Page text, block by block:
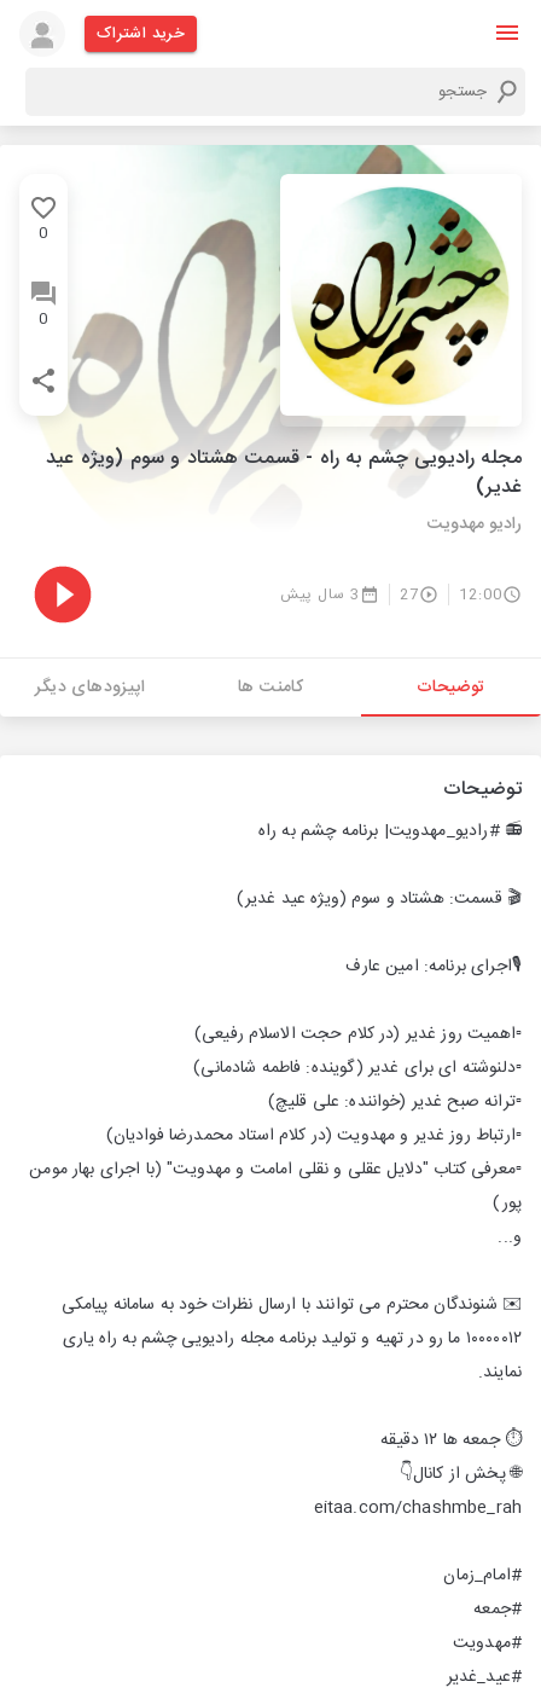
خرید اشتراک
0
0
مجله رادیویی چشم به راه - قسمت هشتاد و سوم (ویژه عید
غدیر)
رادیو مهدویت
12:00
27 3 سال پیش
توضیحات کامنت ها اپیزودهای دیگر
توضیحات
📻 #رادیو_مهدویت| برنامه چشم به راه
🎬 قسمت: هشتاد و سوم (ویژه عید غدیر)
🎙اجرای برنامه: امین عارف
▫️اهمیت روز غدیر (در کلام حجت الاسلام رفیعی)
▫️دلنوشته ای برای غدیر (گوینده: فاطمه شادمانی)
▫️ترانه صبح غدیر (خواننده: علی قلیچ)
▫️ارتباط روز غدیر و مهدویت (در کلام استاد محمدرضا فوادیان)
▫️معرفی کتاب "دلایل عقلی و نقلی امامت و مهدویت" (با اجرای بهار مومن
پور)
و...
✉️ شنوندگان محترم می توانند با ارسال نظرات خود به سامانه پیامکی
۱۰۰۰۰۰۱۲ ما رو در تهیه و تولید برنامه مجله رادیویی چشم به راه یاری
نمایند.
⏱ جمعه ها ۱۲ دقیقه
🌐 پخش از کانال👇
eitaa.com/chashmbe_rah
#امام_زمان
#جمعه
#مهدویت
#عید_غدیر